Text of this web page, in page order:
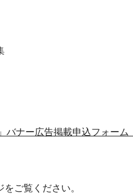
バナー広告掲載申込フォーム
ご覧ください。